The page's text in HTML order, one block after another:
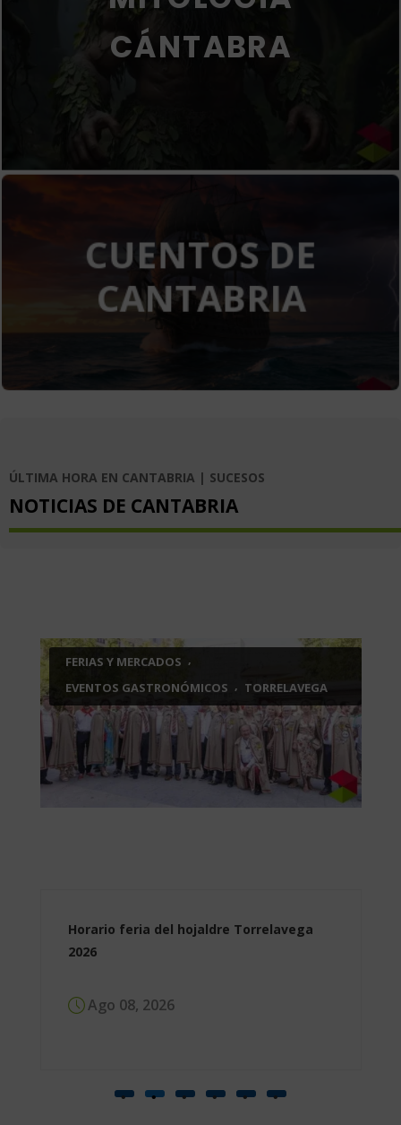
CÁNTABRA
CUENTOS DE
CANTABRIA
Ver cuentos
NOTICIAS DE CANTABRIA
FERIAS Y MERCADOS
EVENTOS GASTRONÓMICOS
2026